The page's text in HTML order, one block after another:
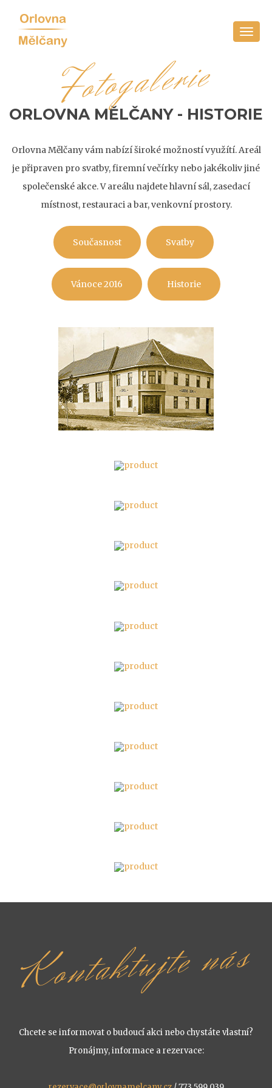
Fotogalerie
ORLOVNA MĚLČANY - HISTORIE
Orlovna Mělčany vám nabízí široké možností využítí. Areál
je připraven pro svatby, firemní večírky nebo jakékoliv jiné
společenské akce. V areálu najdete hlavní sál, zasedací
místnost, restauraci a bar, venkovní prostory.
Současnost Svatby
Vánoce 2016 Historie
Kontaktujte nás
Chcete se informovat o budoucí akci nebo chystáte vlastní?
Pronájmy, informace a rezervace: